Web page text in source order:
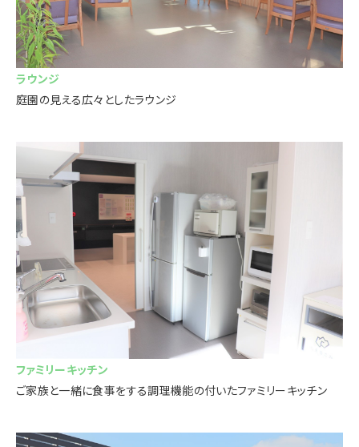
ラウンジ
庭園の見える広々としたラウンジ
ファミリーキッチン
ご家族と一緒に食事をする調理機能の付いたファミリーキッチン